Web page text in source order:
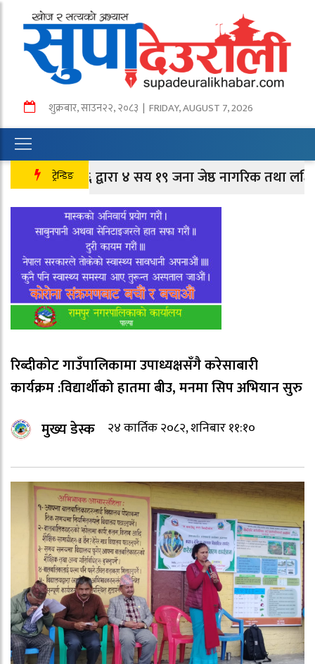
शुक्रबार,साउन२२,२०८३ | FRIDAY, AUGUST 7, 2026
ट्रेन्डिङ
४ सय १९ जना जेष्ठ नागरिक तथा लक्षित वर्गलाई सम्मान
रिब्दीकोट गाउँपालिकामा उपाध्यक्षसँगै करेसाबारी
कार्यक्रम :विद्यार्थीको हातमा बीउ, मनमा सिप अभियान सुरु
मुख्य डेस्क
२४ कार्तिक २०८२, शनिबार ११:१०